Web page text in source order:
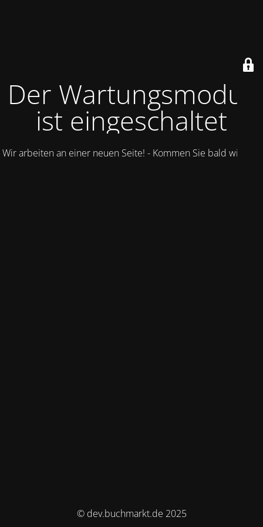
Der Wartungsmodus
ist eingeschaltet
Wir arbeiten an einer neuen Seite! - Kommen Sie bald wieder.
© dev.buchmarkt.de 2025